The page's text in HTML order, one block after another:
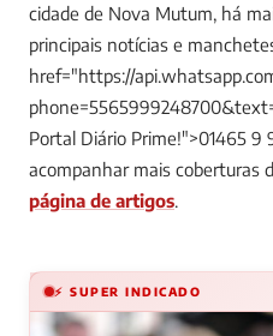
cidade de Nova Mutum, há
principais notícias e
href="https://
Portal Diário Prime!">01465 9
acompanhar mais coberturas
página de artigos
⚡ SUPER INDICADO